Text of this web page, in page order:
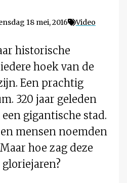
18 mei, 2016 Video
historische
hoek van de
Een prachtig
320 jaar geleden
gigantische stad.
mensen noemden
hoe zag deze